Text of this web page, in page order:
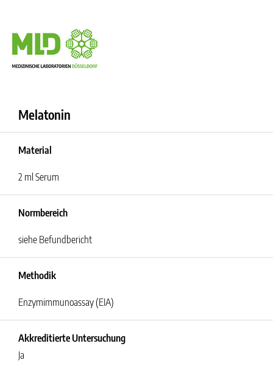
Melatonin
Material
2 ml Serum
Normbereich
siehe Befundbericht
Methodik
Enzymimmunoassay (EIA)
Akkreditierte Untersuchung
Ja